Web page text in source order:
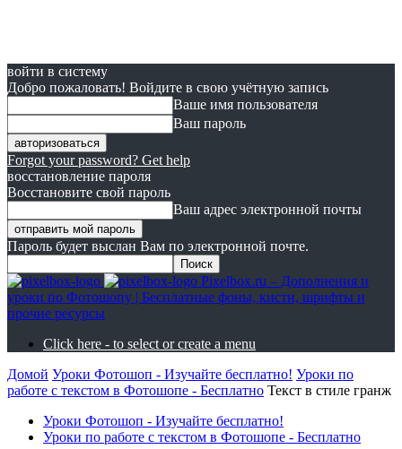
войти в систему
Добро пожаловать! Войдите в свою учётную запись
Ваше имя пользователя
Ваш пароль
Forgot your password? Get help
восстановление пароля
Восстановите свой пароль
Ваш адрес электронной почты
Пароль будет выслан Вам по электронной почте.
Pixelbox.ru – Дополнения и
уроки по Фотошопу | Бесплатные фоны, кисти, шрифты и
прочие ресурсы
Click here - to select or create a menu
Домой Уроки Фотошоп - Изучайте бесплатно! Уроки по
работе с текстом в Фотошопе - Бесплатно Текст в стиле гранж
Уроки Фотошоп - Изучайте бесплатно!
Уроки по работе с текстом в Фотошопе - Бесплатно